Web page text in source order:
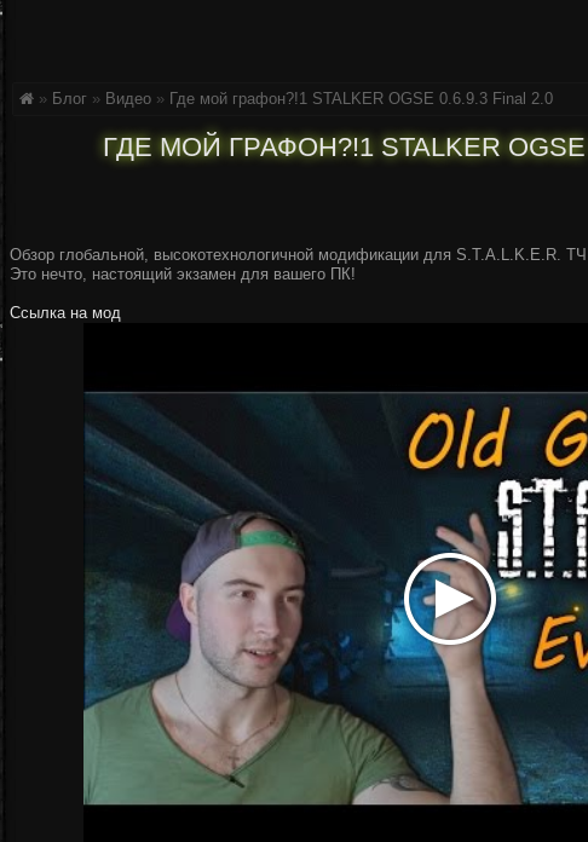
» Блог » Видео » Где мой графон?!1 STALKER OGSE 0.6.9.3 Final 2.0
ГДЕ МОЙ ГРАФОН?!1 STALKER OGSE
Обзор глобальной, высокотехнологичной модификации для S.T.A.L.K.E.R.
Это нечто, настоящий экзамен для вашего ПК!
Ссылка на мод